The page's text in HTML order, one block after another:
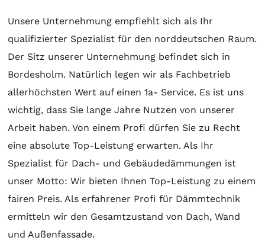
Unsere Unternehmung empfiehlt sich als Ihr
qualifizierter Spezialist für den norddeutschen Raum.
Der Sitz unserer Unternehmung befindet sich in
Bordesholm. Natürlich legen wir als Fachbetrieb
allerhöchsten Wert auf einen 1a- Service. Es ist uns
wichtig, dass Sie lange Jahre Nutzen von unserer
Arbeit haben. Von einem Profi dürfen Sie zu Recht
eine absolute Top-Leistung erwarten. Als Ihr
Spezialist für Dach- und Gebäudedämmungen ist
unser Motto: Wir bieten Ihnen Top-Leistung zu einem
fairen Preis. Als erfahrener Profi für Dämmtechnik
ermitteln wir den Gesamtzustand von Dach, Wand
und Außenfassade.